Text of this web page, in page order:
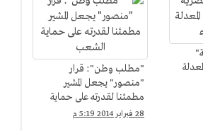
"مطلب وطن": قرار
"منصور" يجعل المشير
مطمئنا لقدرته على حماية
الشعب
28 فبراير 2014 5:19 م